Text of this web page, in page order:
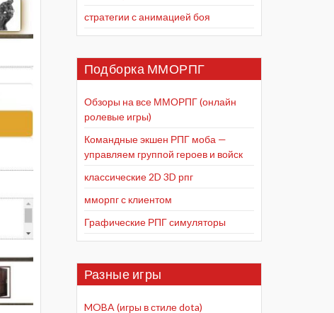
стратегии с анимацией боя
Подборка ММОРПГ
Обзоры на все ММОРПГ (онлайн
ролевые игры)
Командные экшен РПГ моба —
управляем группой героев и войск
классические 2D 3D рпг
мморпг с клиентом
Графические РПГ симуляторы
Разные игры
MOBA (игры в стиле dota)